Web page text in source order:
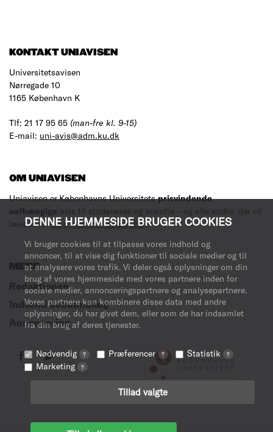
DENNE HJEMMESIDE BRUGER COOKIES
Vi bruger cookies til at tilpasse vores indhold og
annoncer, til at vise dig funktioner til sociale medier og til
at analysere vores trafik. Vi deler også oplysninger om din
brug af vores hjemmeside med vores partnere inden for
sociale medier, annonceringspartnere og analysepartnere.
Vores partnere kan kombinere disse data med andre
oplysninger, du har givet dem, eller som de har indsamlet
fra din brug af deres tjenester.
Nødvendig ? Præferencer ? Statistik ?
Marketing ?
Tillad valgte
KONTAKT UNIAVISEN
Universitetsavisen
Nørregade 10
1165 København K
Tlf: 21 17 95 65 (man-fre kl. 9-15)
E-mail: uni-avis@adm.ku.dk
OM UNIAVISEN
Uniavisen er Københavns Universitetsprisvindende,
uafhængige avis til studerende og ansatte – og alle andre, der vil
læse med.Læs mere om avisen her.
MERE
Redaktionen
Indsend debatindlæg
Annoncering